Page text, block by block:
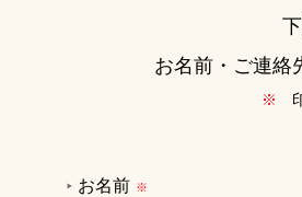
お名前・ご連絡
※
お名前 ※